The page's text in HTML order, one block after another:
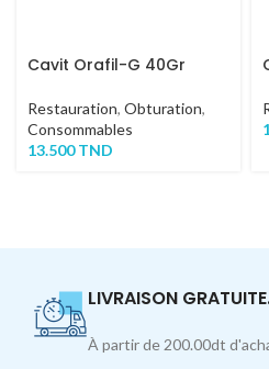
Cavit Orafil-G 40Gr
Restauration, Obturation,
Consommables
13.500TND
LIVRAISON
À partir de 200.00dt